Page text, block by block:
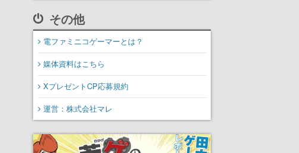
その他
電ファミニコゲーマーとは？
媒体資料はこちら
XプレゼントCP応募規約
運営：株式会社マレ